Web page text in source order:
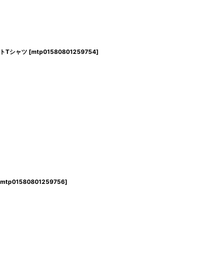
Tシャツ [mtp01580801259754]
mtp01580801259756]